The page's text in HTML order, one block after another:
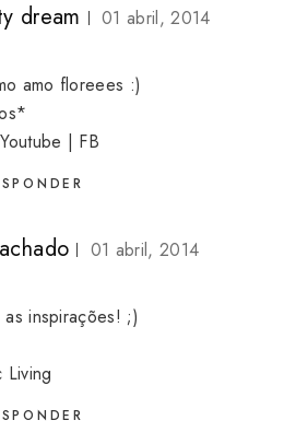
dream
01 abril, 2014
amo floreees :)
Youtube | FB
01 abril, 2014
inspirações! ;)
Living